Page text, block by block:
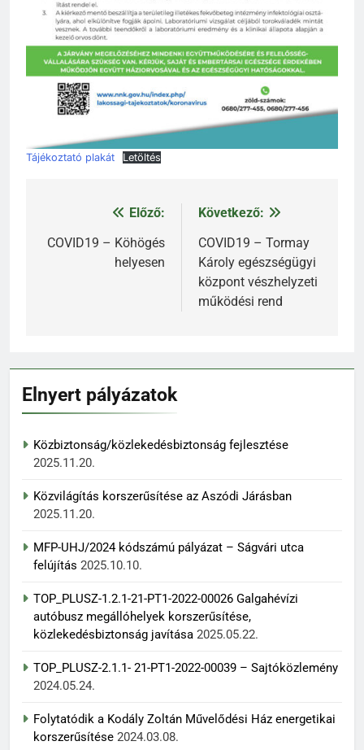
Tájékoztató plakát Letöltés
Bejegyzés
navigáció
Előző:
COVID19 – Köhögés
helyesen
Következő:
COVID19 – Tormay
Károly egészségügyi
központ vészhelyzeti
működési rend
Elnyert pályázatok
Közbiztonság/közlekedésbiztonság fejlesztése
2025.11.20.
Közvilágítás korszerűsítése az Aszódi Járásban
2025.11.20.
MFP-UHJ/2024 kódszámú pályázat – Ságvári utca
felújítás 2025.10.10.
TOP_PLUSZ-1.2.1-21-PT1-2022-00026 Galgahévízi
autóbusz megállóhelyek korszerűsítése,
közlekedésbiztonság javítása 2025.05.22.
TOP_PLUSZ-2.1.1- 21-PT1-2022-00039 – Sajtóközlemény
2024.05.24.
Folytatódik a Kodály Zoltán Művelődési Ház energetikai
korszerűsítése 2024.03.08.